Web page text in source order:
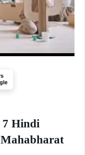
7 Hindi
Mahabharat